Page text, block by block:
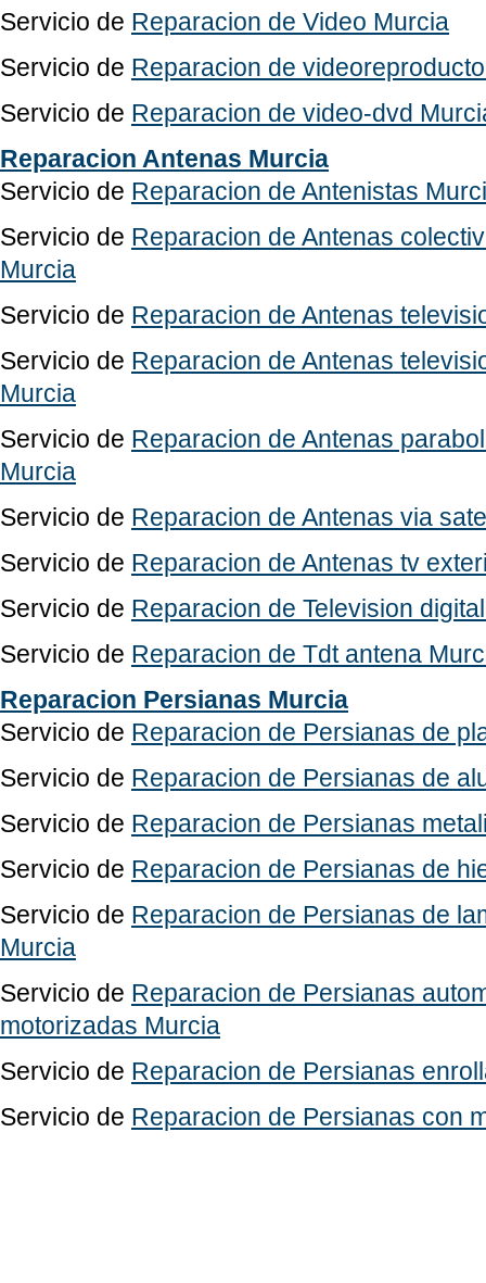
Servicio de Reparacion de Video Murcia
Servicio de Reparacion de
Servicio de Reparacion de video-dvd
Reparacion Antenas Murcia
Servicio de Reparacion de Antenistas
Servicio de Reparacion de Antenas
Murcia
Servicio de Reparacion de Antenas
Servicio de Reparacion de Antenas
Murcia
Servicio de Reparacion de Antenas
Murcia
Servicio de Reparacion de Antenas via
Servicio de Reparacion de Antenas tv
Servicio de Reparacion de Television
Servicio de Reparacion de Tdt antena
Reparacion Persianas Murcia
Servicio de Reparacion de Persianas de
Servicio de Reparacion de Persianas de
Servicio de Reparacion de Persianas
Servicio de Reparacion de Persianas de
Servicio de Reparacion de Persianas de
Murcia
Servicio de Reparacion de Persianas
motorizadas Murcia
Servicio de Reparacion de Persianas
Servicio de Reparacion de Persianas con